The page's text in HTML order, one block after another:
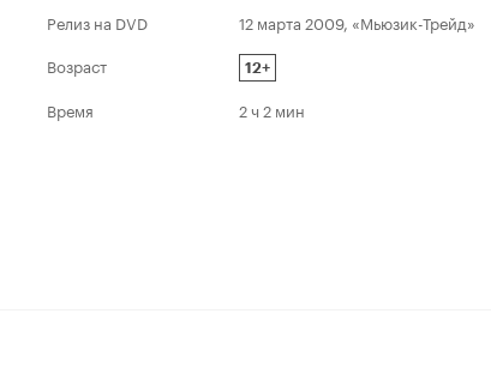
Релиз на DVD
12 марта 2009, «Мьюзик-Трейд»
Возраст
12+
Время 2 ч 2 мин